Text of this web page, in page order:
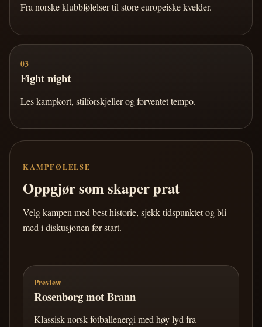
Fra norske klubbfølelser til store europeiske kvelder.
03
Fight night
Les kampkort, stilforskjeller og forventet tempo.
KAMPFØLELSE
Oppgjør som skaper prat
Velg kampen med best historie, sjekk tidspunktet og bli
med i diskusjonen før start.
Preview
Rosenborg mot Brann
Klassisk norsk fotballenergi med høy lyd fra